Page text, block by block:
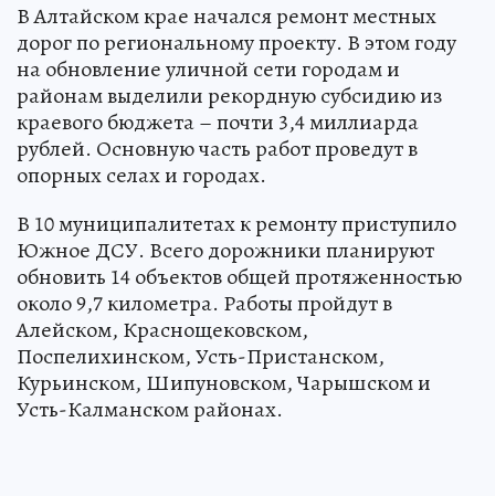
В Алтайском крае начался ремонт местных
дорог по региональному проекту. В этом году
на обновление уличной сети городам и
районам выделили рекордную субсидию из
краевого бюджета – почти 3,4 миллиарда
рублей. Основную часть работ проведут в
опорных селах и городах.
В 10 муниципалитетах к ремонту приступило
Южное ДСУ. Всего дорожники планируют
обновить 14 объектов общей протяженностью
около 9,7 километра. Работы пройдут в
Алейском, Краснощековском,
Поспелихинском, Усть-Пристанском,
Курьинском, Шипуновском, Чарышском и
Усть-Калманском районах.